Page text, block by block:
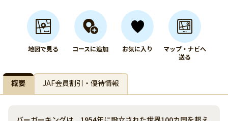
地図で見る コースに追加 お気に入り
マップ・ナビへ
送る
概要 JAF会員割引・優待情報